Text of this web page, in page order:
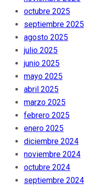
octubre 2025
septiembre 2025
agosto 2025
julio 2025
junio 2025
mayo 2025
abril 2025
marzo 2025
febrero 2025
enero 2025
diciembre 2024
noviembre 2024
octubre 2024
septiembre 2024